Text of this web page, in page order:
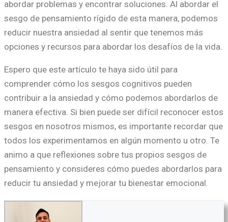
abordar problemas y encontrar soluciones. Al abordar el
sesgo de pensamiento rígido de esta manera, podemos
reducir nuestra ansiedad al sentir que tenemos más
opciones y recursos para abordar los desafíos de la vida.
Espero que este artículo te haya sido útil para
comprender cómo los sesgos cognitivos pueden
contribuir a la ansiedad y cómo podemos abordarlos de
manera efectiva. Si bien puede ser difícil reconocer estos
sesgos en nosotros mismos, es importante recordar que
todos los experimentamos en algún momento u otro. Te
animo a que reflexiones sobre tus propios sesgos de
pensamiento y consideres cómo puedes abordarlos para
reducir tu ansiedad y mejorar tu bienestar emocional.